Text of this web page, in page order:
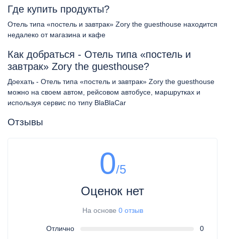
Где купить продукты?
Отель типа «постель и завтрак» Zory the guesthouse находится
недалеко от магазина и кафе
Как добраться - Отель типа «постель и
завтрак» Zory the guesthouse?
Доехать - Отель типа «постель и завтрак» Zory the guesthouse
можно на своем автом, рейсовом автобусе, маршрутках и
используя сервис по типу BlaBlaCar
Отзывы
0/5
Оценок нет
На основе 0 отзыв
Отлично 0